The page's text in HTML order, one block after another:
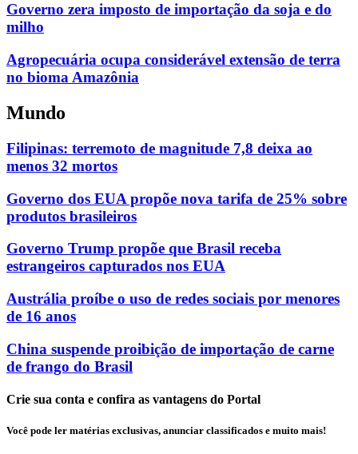
Governo zera imposto de importação da soja e do
milho
Agropecuária ocupa considerável extensão de terra
no bioma Amazônia
Mundo
Filipinas: terremoto de magnitude 7,8 deixa ao
menos 32 mortos
Governo dos EUA propõe nova tarifa de 25% sobre
produtos brasileiros
Governo Trump propõe que Brasil receba
estrangeiros capturados nos EUA
Austrália proíbe o uso de redes sociais por menores
de 16 anos
China suspende proibição de importação de carne
de frango do Brasil
Crie sua conta e confira as vantagens do Portal
Você pode ler matérias exclusivas, anunciar classificados e muito mais!